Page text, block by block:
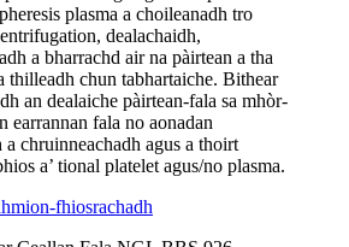
plasma a choileanadh tro
dealachaidh,
a bharrachd air na pàirtean a tha
thilleadh chun tabhartaiche. Bithear
an dealaiche pàirtean-fala sa mhòr-
earrannan fala no aonadan
a chruinneachadh agus a thoirt
a’ tional platelet agus/no plasma.
mion-fhiosrachadh